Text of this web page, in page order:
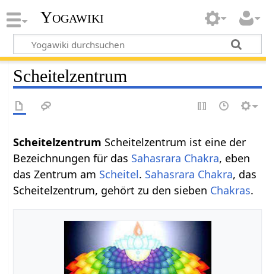
Yogawiki
Scheitelzentrum
Scheitelzentrum Scheitelzentrum ist eine der
Bezeichnungen für das Sahasrara Chakra, eben
das Zentrum am Scheitel. Sahasrara Chakra, das
Scheitelzentrum, gehört zu den sieben Chakras.